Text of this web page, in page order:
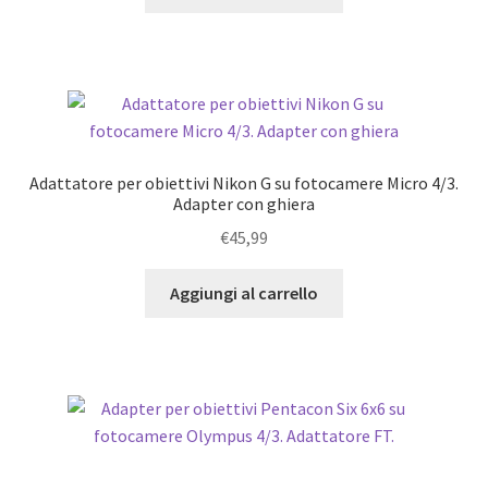
Adattatore per obiettivi Nikon G su fotocamere Micro 4/3.
Adapter con ghiera
€45,99
Aggiungi al carrello